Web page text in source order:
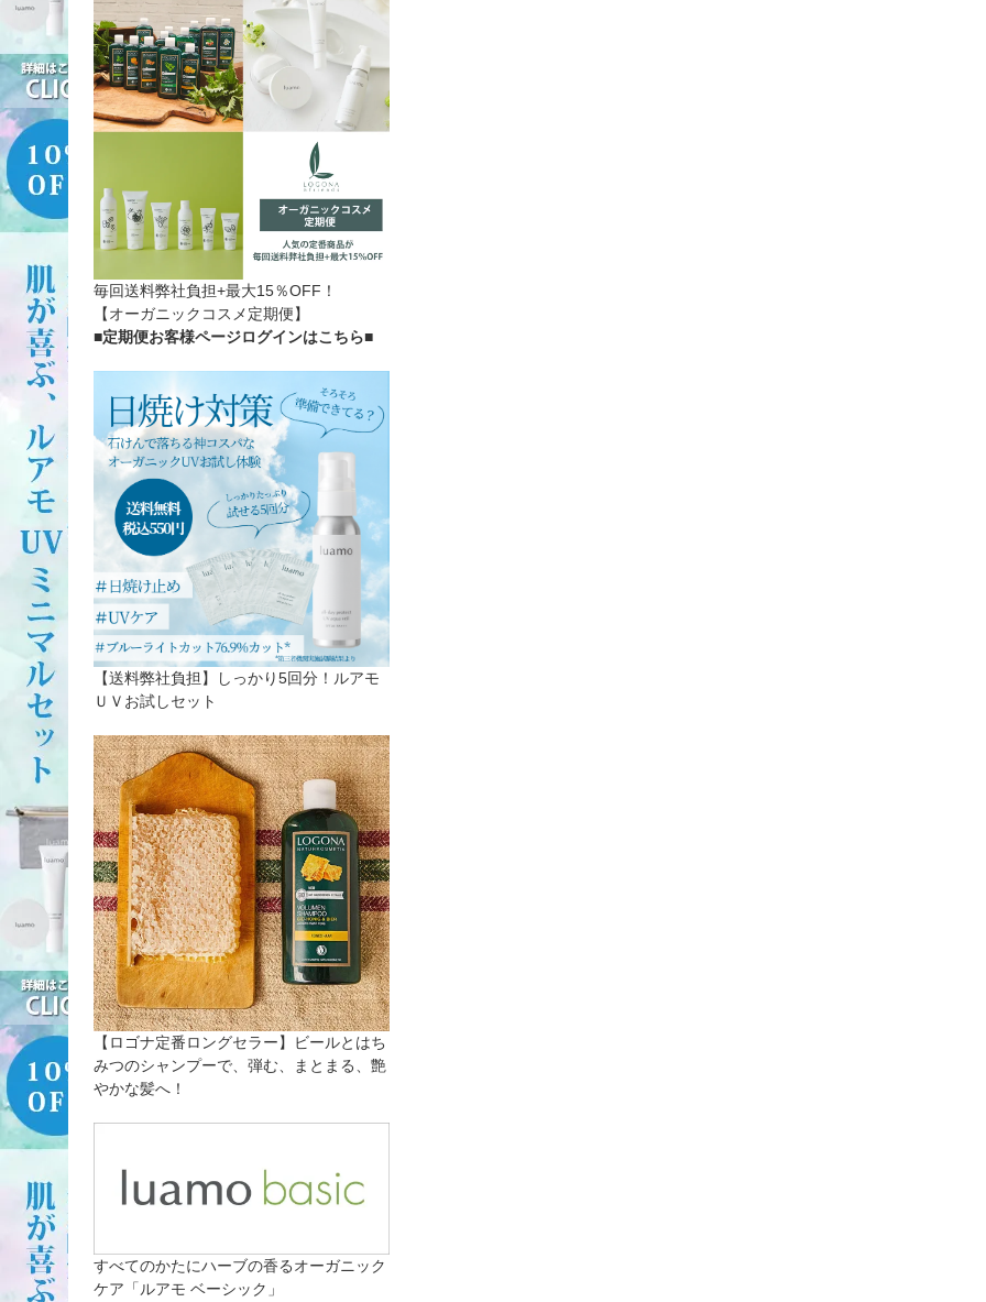
毎回送料弊社負担+最大15％OFF！
【オーガニックコスメ定期便】
■定期便お客様ページログインはこちら■
【送料弊社負担】しっかり5回分！ルアモ
ＵＶお試しセット
【ロゴナ定番ロングセラー】ビールとはち
みつのシャンプーで、弾む、まとまる、艶
やかな髪へ！
すべてのかたにハーブの香るオーガニック
ケア「ルアモ ベーシック」